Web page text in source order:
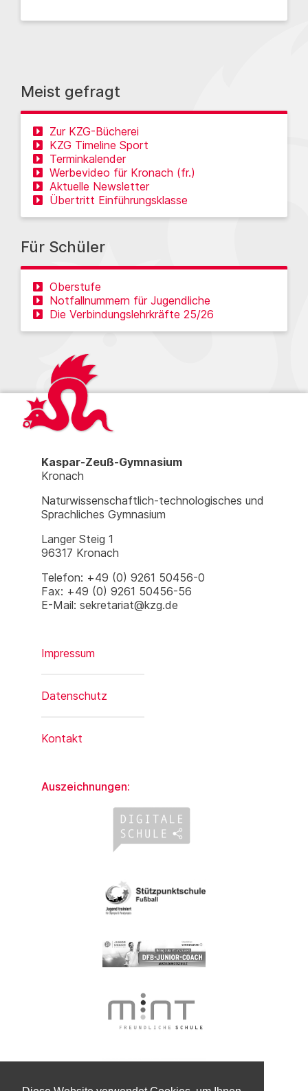
Meist gefragt
Zur KZG-Bücherei
KZG Timeline Sport
Terminkalender
Werbevideo für Kronach (fr.)
Aktuelle Newsletter
Übertritt Einführungsklasse
Für Schüler
Oberstufe
Notfallnummern für Jugendliche
Die Verbindungslehrkräfte 25/26
Kaspar-Zeuß-Gymnasium
Kronach
Naturwissenschaftlich-technologisches und
Sprachliches Gymnasium
Langer Steig 1
96317 Kronach
Telefon: +49 (0) 9261 50456-0
Fax: +49 (0) 9261 50456-56
E-Mail: sekretariat@kzg.de
Impressum
Datenschutz
Kontakt
Auszeichnungen: